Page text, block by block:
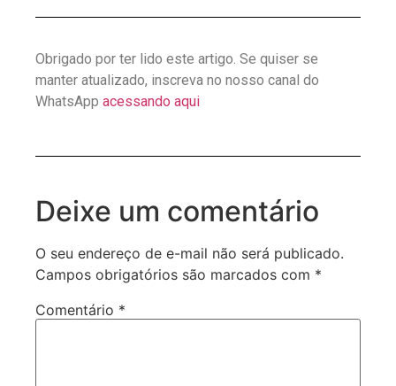
Obrigado por ter lido este artigo. Se quiser se
manter atualizado, inscreva no nosso canal do
WhatsApp acessando aqui
Deixe um comentário
O seu endereço de e-mail não será publicado.
Campos obrigatórios são marcados com *
Comentário *